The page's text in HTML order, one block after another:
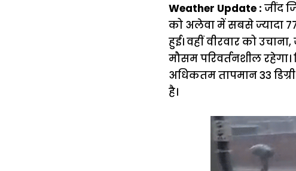
Weather Update : जींद
को अलेवा में सबसे ज्यादा
हुई। वहीं वीरवार को
मौसम परिवर्तनशील
अधिकतम तापमान 33
है।